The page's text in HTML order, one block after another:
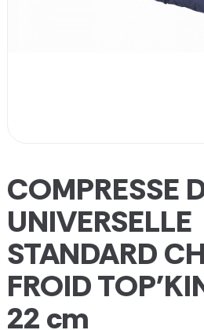
COMPRESSE
UNIVERSELLE
STANDARD
FROID
22 cm